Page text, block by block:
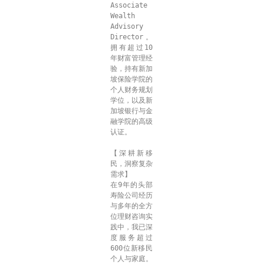
Associate
Wealth
Advisory
Director。
拥有超过10
年财富管理经
验，持有新加
坡保险学院的
个人财务规划
学位，以及新
加坡银行与金
融学院的高级
认证。
【深耕新移
民，洞察复杂
需求】
在9年的头部
寿险公司经历
与多年的全方
位理财咨询实
践中，我已深
度服务超过
600位新移民
个人与家庭。